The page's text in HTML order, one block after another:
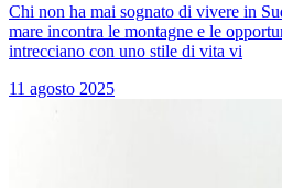
Chi non ha mai sognato di vivere in
mare incontra le montagne e le
intrecciano con uno stile di vita vi
11 agosto 2025